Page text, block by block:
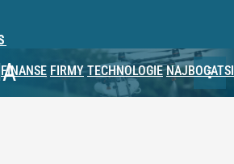
FINANSE FIRMY TECHNOLOGIE NAJBOGATSI